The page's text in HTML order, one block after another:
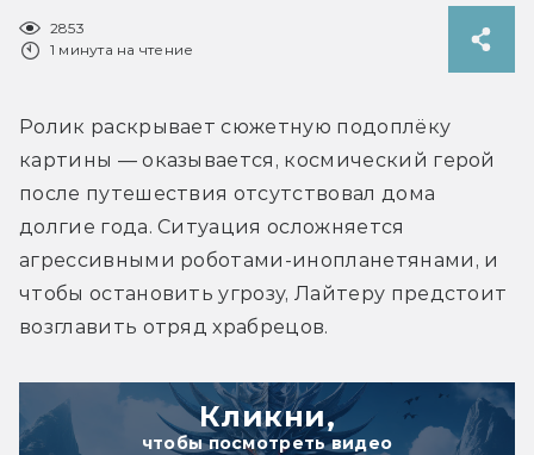
2853
1 минута на чтение
Ролик раскрывает сюжетную подоплёку
картины — оказывается, космический герой
после путешествия отсутствовал дома
долгие года. Ситуация осложняется
агрессивными роботами-инопланетянами, и
чтобы остановить угрозу, Лайтеру предстоит
возглавить отряд храбрецов.
Кликни,
чтобы посмотреть видео